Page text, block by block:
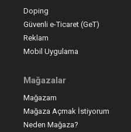
Doping
Güvenli e-Ticaret (GeT)
Reklam
Mobil Uygulama
Mağazalar
Mağazam
Mağaza Açmak İstiyorum
Neden Mağaza?